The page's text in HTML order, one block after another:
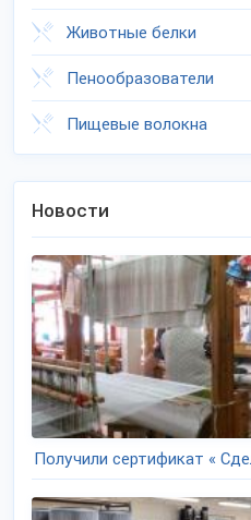
Животные белки
Пенообразователи
Пищевые волокна
Новости
Получили сертификат «